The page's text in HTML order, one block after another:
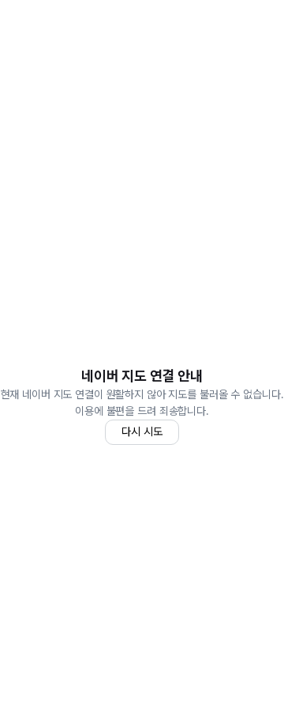
네이버 지도 연결 안내
현재 네이버 지도 연결이 원활하지 않아 지도를 불러올 수 없습니다.
이용에 불편을 드려 죄송합니다.
다시 시도